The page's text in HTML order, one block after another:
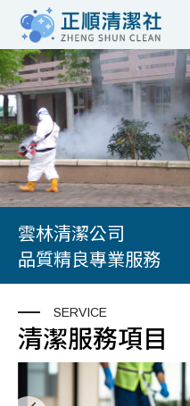
雲林清潔公司
品質精良專業服務
SERVICE
清潔服務項目